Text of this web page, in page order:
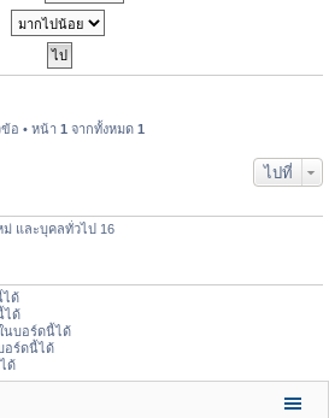
อ • หน้า 1 จากทั้งหมด 1
ไปที่
และบุคลทั่วไป 16
ได้
ได้
นบอร์ดนี้ได้
อร์ดนี้ได้
ด้